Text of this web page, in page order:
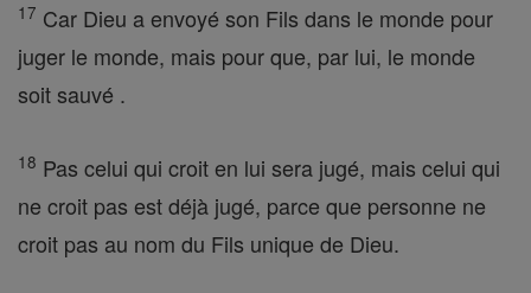
17 Car Dieu a envoyé son Fils dans le monde pour
juger le monde, mais pour que, par lui, le monde
soit sauvé .
18 Pas celui qui croit en lui sera jugé, mais celui qui
ne croit pas est déjà jugé, parce que personne ne
croit pas au nom du Fils unique de Dieu.